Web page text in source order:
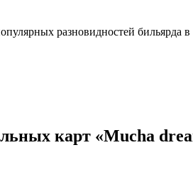
разновидностей бильярда в
карт «Mucha